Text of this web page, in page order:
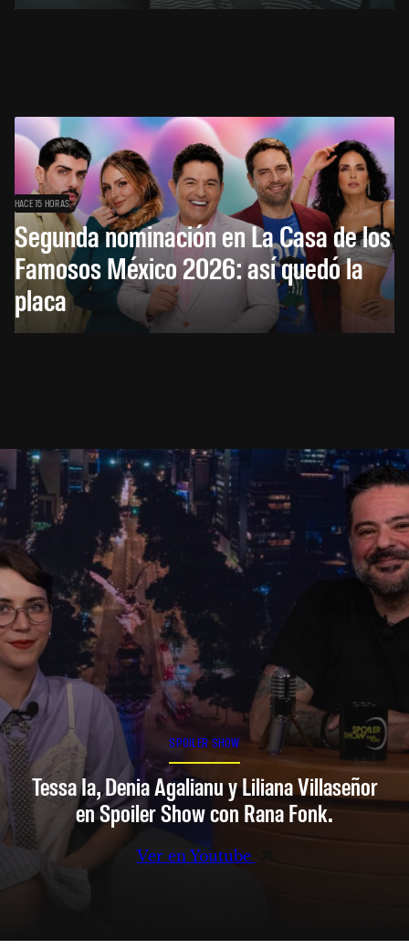
HACE 15 HORAS
Segunda nominación en La Casa de los
Famosos México 2026: así quedó la
placa
SPOILER SHOW
Tessa Ia, Denia Agalianu y Liliana Villaseñor
en Spoiler Show con Rana Fonk.
Ver en Youtube